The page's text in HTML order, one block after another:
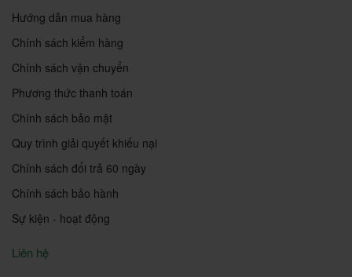
Hướng dẫn mua hàng
Chính sách kiểm hàng
Chính sách vận chuyển
Phương thức thanh toán
Chính sách bảo mật
Quy trình giải quyết khiếu nại
Chính sách đổi trả 60 ngày
Chính sách bảo hành
Sự kiện - hoạt động
Liên hệ